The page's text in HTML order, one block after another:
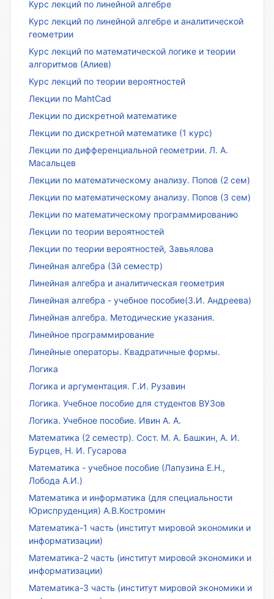
Курс лекций по линейной алгебре
Курс лекций по линейной алгебре и аналитической
геометрии
Курс лекций по математической логике и теории
алгоритмов (Алиев)
Курс лекций по теории вероятностей
Лекции по MahtCad
Лекции по дискретной математике
Лекции по дискретной математике (1 курс)
Лекции по дифференциальной геометрии. Л. А.
Масальцев
Лекции по математическому анализу. Попов (2 сем)
Лекции по математическому анализу. Попов (3 сем)
Лекции по математическому программированию
Лекции по теории вероятностей
Лекции по теории вероятностей, Завьялова
Линейная алгебра (3й семестр)
Линейная алгебра и аналитическая геометрия
Линейная алгебра - учебное пособие(З.И. Андреева)
Линейная алгебра. Методические указания.
Линейное программирование
Линейные операторы. Квадратичные формы.
Логика
Логика и аргументация. Г.И. Рузавин
Логика. Учебное пособие для студентов ВУЗов
Логика. Учебное пособие. Ивин А. А.
Математика (2 семестр). Сост. М. А. Башкин, А. И.
Бурцев, Н. И. Гусарова
Математика - учебное пособие (Лапузина Е.Н.,
Лобода А.И.)
Математика и информатика (для специальности
Юриспруденция) А.В.Костромин
Математика-1 часть (институт мировой экономики и
информатизации)
Математика-2 часть (институт мировой экономики и
информатизации)
Математика-3 часть (институт мировой экономики и